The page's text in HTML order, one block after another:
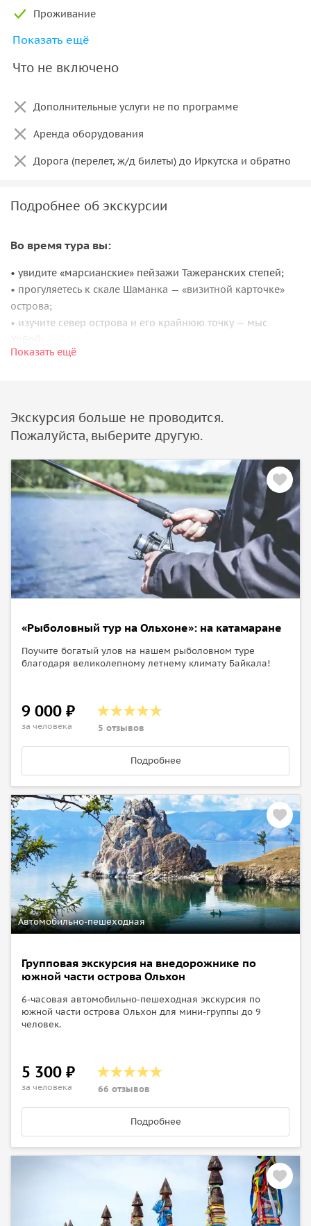
Проживание
Вход в Национальный парк
Показать ещё
Что не включено
Дополнительные услуги не по программе
Аренда оборудования
Дорога (перелет, ж/д билеты) до Иркутска и обратно
Подробнее об экскурсии
Во время тура вы:
• увидите «марсианские» пейзажи Тажеранских степей;
• прогуляетесь к скале Шаманка — «визитной карточке»
острова;
• изучите север острова и его крайнюю точку — мыс
• сделаете массу запоминающихся фото на фоне
Показать ещё
Экскурсия больше не проводится.
Пожалуйста, выберите другую.
«Рыболовный тур на Ольхоне»: на катамаране
Поучите богатый улов на нашем рыболовном туре
благодаря великолепному летнему климату Байкала!
9 000 ₽
за человека 5 отзывов
Подробнее
Автомобильно-пешеходная
Групповая экскурсия на внедорожнике по
южной части острова Ольхон
6-часовая автомобильно-пешеходная экскурсия по
южной части острова Ольхон для мини-группы до 9
человек.
5 300 ₽
за человека 66 отзывов
Подробнее